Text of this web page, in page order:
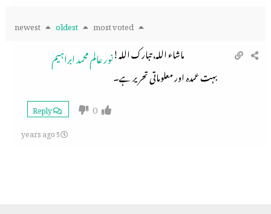
newest oldest most voted
نور عالم محمد ابراہیمماشاء اللہ، تبارک اللہ!
بہت عمدہ اور معلوماتی تحریر ہے۔
0
Reply
5 years ago